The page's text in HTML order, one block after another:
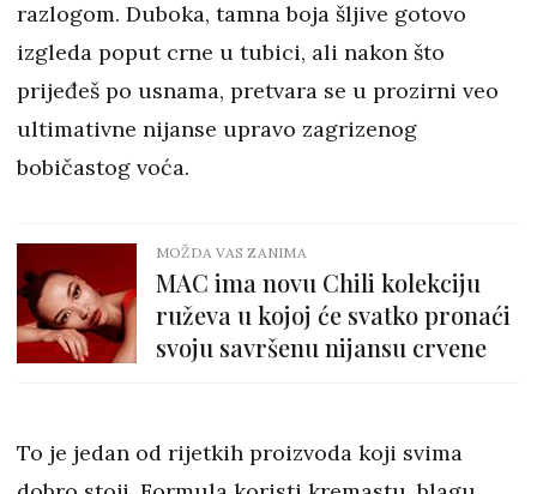
razlogom. Duboka, tamna boja šljive gotovo
izgleda poput crne u tubici, ali nakon što
prijeđeš po usnama, pretvara se u prozirni veo
ultimativne nijanse upravo zagrizenog
bobičastog voća.
MOŽDA VAS ZANIMA
MAC ima novu Chili kolekciju
ruževa u kojoj će svatko pronaći
svoju savršenu nijansu crvene
To je jedan od rijetkih proizvoda koji svima